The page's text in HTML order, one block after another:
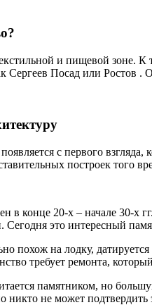
и пищевой зоне. К
Сергеев Посад или Ростов .
с первого
построек того
в конце 20-х – начале 30-х
Сегодня это интересный
похож на лодку,
требует ремонта,
памятником, но
никто не может подтвердить